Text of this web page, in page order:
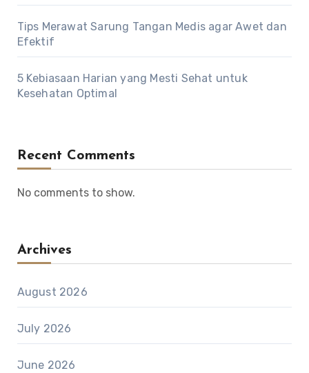
Tips Merawat Sarung Tangan Medis agar Awet dan
Efektif
5 Kebiasaan Harian yang Mesti Sehat untuk
Kesehatan Optimal
Recent Comments
No comments to show.
Archives
August 2026
July 2026
June 2026